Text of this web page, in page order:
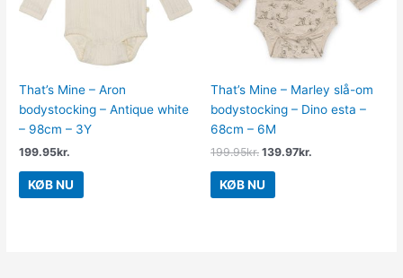
That’s Mine – Aron
bodystocking – Antique white
– 98cm – 3Y
199.95kr.
KØB NU
That’s Mine – Marley slå-om
bodystocking – Dino esta –
68cm – 6M
199.95kr. 139.97kr.
KØB NU